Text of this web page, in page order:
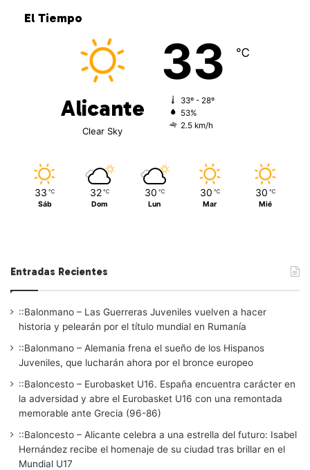
El Tiempo
Alicante
Clear Sky
33 ℃
33º - 28º
53%
2.5 km/h
33 ℃
Sáb
32 ℃
Dom
30 ℃
Lun
30 ℃
Mar
30 ℃
Mié
Entradas Recientes
::Balonmano – Las Guerreras Juveniles vuelven a hacer
historia y pelearán por el título mundial en Rumanía
::Balonmano – Alemania frena el sueño de los Hispanos
Juveniles, que lucharán ahora por el bronce europeo
::Baloncesto – Eurobasket U16. España encuentra carácter en
la adversidad y abre el Eurobasket U16 con una remontada
memorable ante Grecia (96-86)
::Baloncesto – Alicante celebra a una estrella del futuro: Isabel
Hernández recibe el homenaje de su ciudad tras brillar en el
Mundial U17